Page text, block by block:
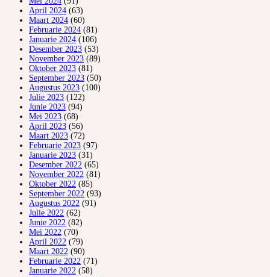
April 2024 (63)
Maart 2024 (60)
Februarie 2024 (81)
Januarie 2024 (106)
Desember 2023 (53)
November 2023 (89)
Oktober 2023 (81)
September 2023 (50)
Augustus 2023 (100)
Julie 2023 (122)
Junie 2023 (94)
Mei 2023 (68)
April 2023 (56)
Maart 2023 (72)
Februarie 2023 (97)
Januarie 2023 (31)
Desember 2022 (65)
November 2022 (81)
Oktober 2022 (85)
September 2022 (93)
Augustus 2022 (91)
Julie 2022 (62)
Junie 2022 (82)
Mei 2022 (70)
April 2022 (79)
Maart 2022 (90)
Februarie 2022 (71)
Januarie 2022 (58)